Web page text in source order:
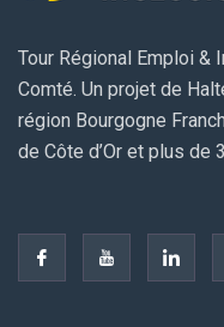
Tour Régional Emploi &
Comté. Un projet de
région Bourgogne
de Côte d’Or et plus de